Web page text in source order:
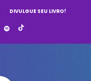
DIVULGUE SEU LIVRO!